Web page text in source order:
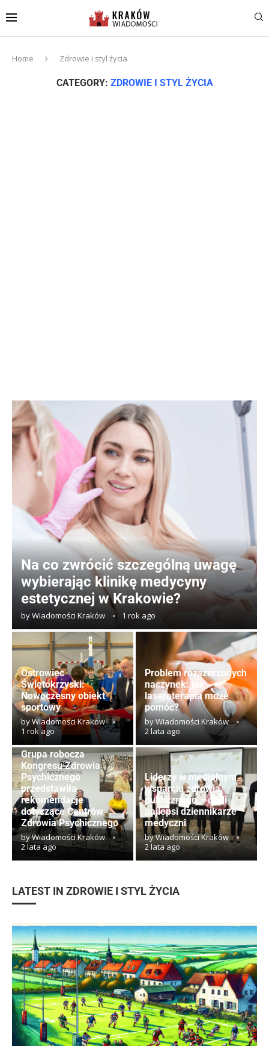
Home Zdrowie i styl życia
CATEGORY: ZDROWIE I STYL ŻYCIA
Na co zwrócić szczególną uwagę
wybierając klinikę medycyny
estetycznej w Krakowie?
byWiadomości Kraków 1 rok ago
Ostrowiec
Świętokrzyski:
Nowoczesny obiekt
sportowy
byWiadomości Kraków
1 rok ago
Problem rozszerzonych
naczynek: jak
laseroterapia może
pomóc?
byWiadomości Kraków
2 lata ago
Grupa robocza
Kongresu Zdrowia
Psychicznego
przedstawiła
rekomendacje
dotyczące Centrów
Zdrowia Psychicznego
byWiadomości Kraków
2 lata ago
Liderzy w medialnym
wsparciu zdrowia
publicznego – czyli
najlepsi dziennikarze
medyczni
byWiadomości Kraków
2 lata ago
LATEST IN ZDROWIE I STYL ŻYCIA